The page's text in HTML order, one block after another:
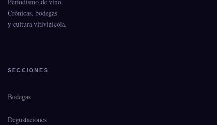
Crónicas, bodegas
y cultura vitivinícola.
SECCIONES
Bodegas
Degustaciones